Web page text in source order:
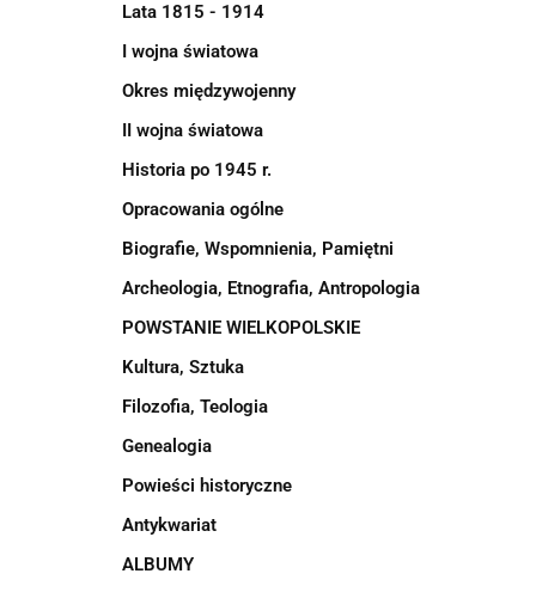
Lata 1815 - 1914
I wojna światowa
Okres międzywojenny
II wojna światowa
Historia po 1945 r.
Opracowania ogólne
Biografie, Wspomnienia, Pamiętni
Archeologia, Etnografia, Antropologia
POWSTANIE WIELKOPOLSKIE
Kultura, Sztuka
Filozofia, Teologia
Genealogia
Powieści historyczne
Antykwariat
ALBUMY